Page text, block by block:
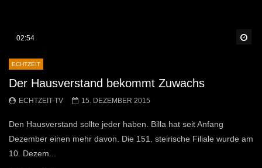
02:54
ECHTZEIT
Der Hausverstand bekommt Zuwachs
ECHTZEIT-TV 15. DEZEMBER 2015
Den Hausverstand sollte jeder haben. Billa hat seit Anfang
Dezember einen mehr davon. Die 151. steirische Filiale wurde am
10. Dezem...